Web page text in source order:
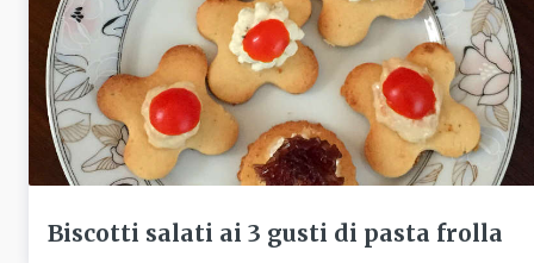
Biscotti salati ai 3 gusti di pasta frolla